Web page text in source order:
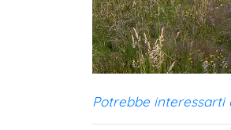
Potrebbe